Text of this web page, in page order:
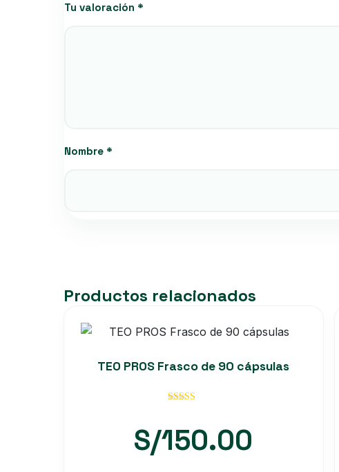
Tu valoración *
Nombre *
Productos relacionados
TEO PROS Frasco de 90 cápsulas
de 5
S/150.00